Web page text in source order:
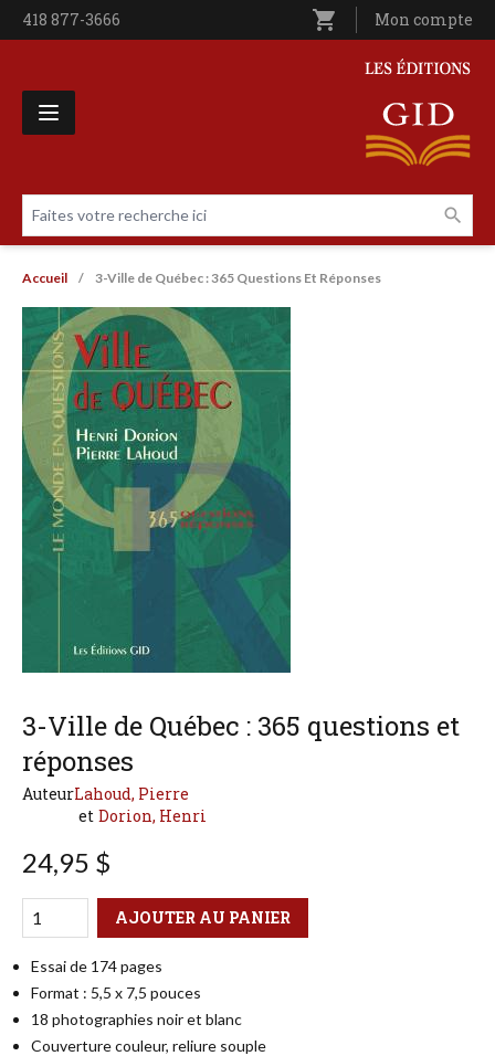
Aller au contenu principal
Téléphone
418 877-3666 shopping_cart Utilisateur
Mon compte
Les Éditions GID
Faites votre recherche ici
Livres par page
Fil d'Ariane
Accueil 3-Ville de Québec : 365 Questions Et Réponses
3-Ville de Québec : 365 questions et
réponses
AuteurLahoud, Pierre
Dorion, Henri
24,95 $
Qté
Format AJOUTER AU PANIER
Essai de 174 pages
Format : 5,5 x 7,5 pouces
18 photographies noir et blanc
Couverture couleur, reliure souple